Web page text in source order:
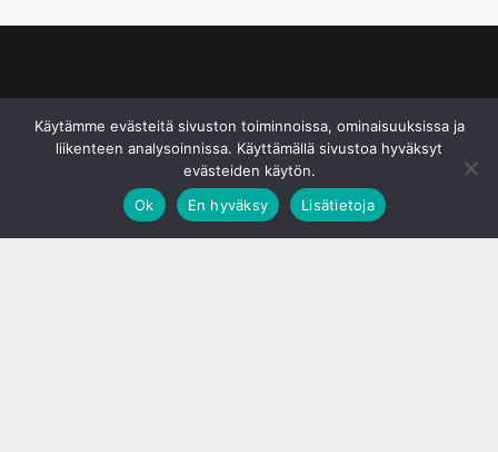
Käytämme evästeitä sivuston toiminnoissa, ominaisuuksissa ja
liikenteen analysoinnissa. Käyttämällä sivustoa hyväksyt
evästeiden käytön.
Ok
En hyväksy Lisätietoja